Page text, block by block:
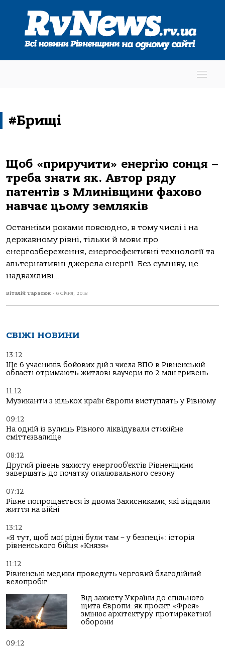
#Брищі
Щоб «приручити» енергію сонця –
треба знати як. Автор ряду
патентів з Млинівщини фахово
навчає цьому земляків
Останніми роками повсюдно, в тому числі і на
державному рівні, тільки й мови про
енергозбереження, енергоефективні технології та
альтернативні джерела енергії. Без сумніву, це
надважливі...
Віталій Тарасюк - 6 Січня, 2018
СВІЖІ НОВИНИ
13:12
Ще 6 учасників бойових дій з числа ВПО в Рівненській
області отримають житлові ваучери по 2 млн гривень
11:12
Музиканти з кількох країн Європи виступлять у Рівному
09:12
На одній із вулиць Рівного ліквідували стихійне
сміттєзвалище
08:12
Другий рівень захисту енергооб’єктів Рівненщини
завершать до початку опалювального сезону
07:12
Рівне попрощається із двома Захисниками, які віддали
життя на війні
13:12
«Я тут, щоб мої рідні були там – у безпеці»: історія
рівненського бійця «Князя»
11:12
Рівненські медики проведуть черговий благодійний
велопробіг
Від захисту України до спільного
щита Європи: як проєкт «Фрея»
змінює архітектуру протиракетної
оборони
09:12